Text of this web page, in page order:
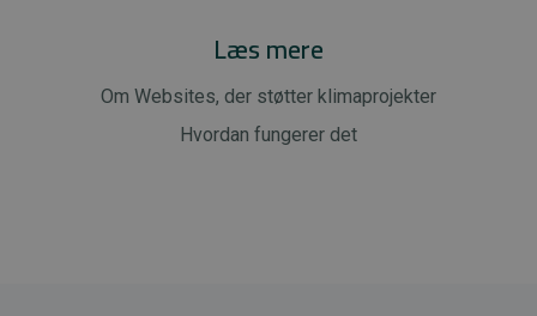
Læs mere
Om Websites, der støtter klimaprojekter
Hvordan fungerer det